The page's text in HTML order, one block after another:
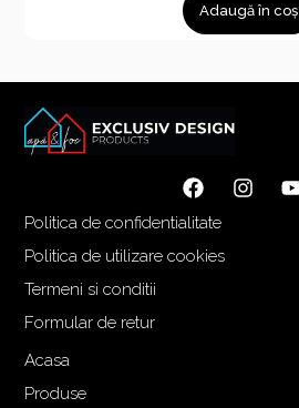
Adaugă în coș
Politica de confidentialitate
Politica de utilizare cookies
Termeni si conditii
Formular de retur
Acasa
Produse